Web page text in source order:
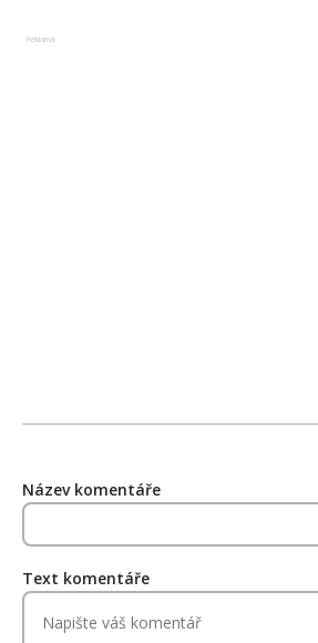
Reklama
Název komentáře
Text komentáře